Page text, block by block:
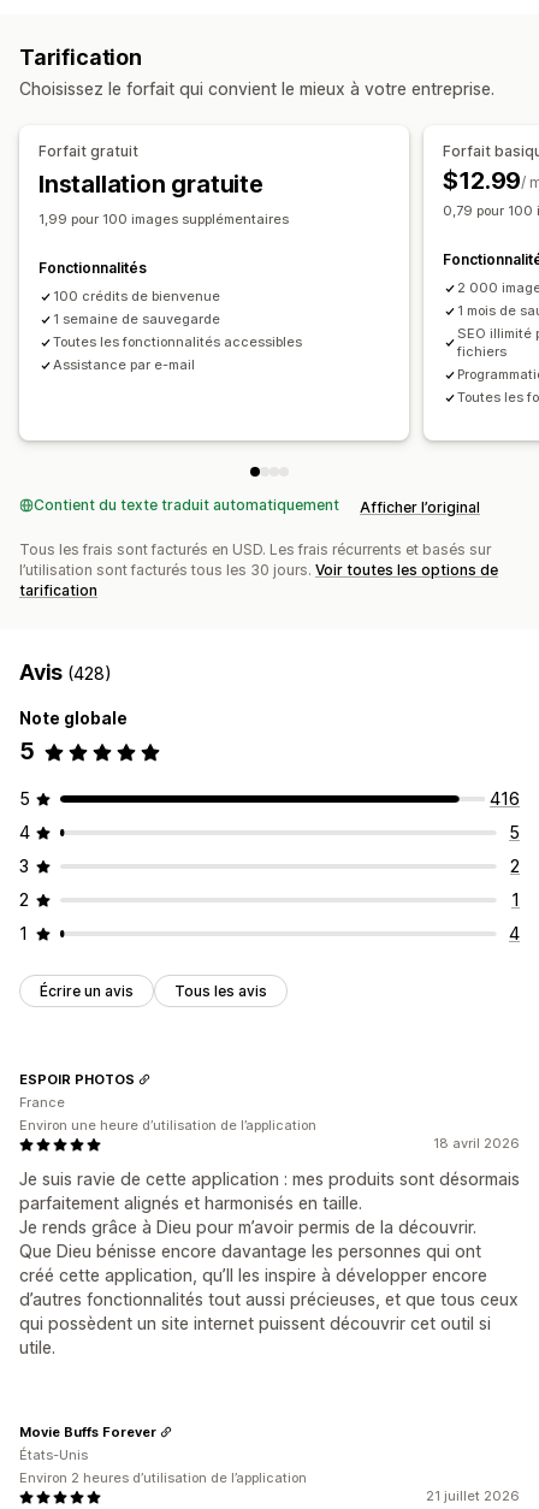
Édition en bloc
Compression
Dénomination des fichiers
Conversion des types de fichiers Indexation des pages
Optimisation de vitesse
Suivi des performances
Note SEO
Audits
Analyses de données
Analyses de la vitesse
Tarification
Choisissez le forfait qui convient le mieux à votre entreprise.
Forfait gratuit
Installation gratuite
1,99 pour 100 images supplémentaires
Fonctionnalités
100 crédits de bienvenue
1 semaine de sauvegarde
Toutes les fonctionnalités accessibles
Assistance par e-mail
Forfait
$12.99/
0,79 pour 100
2 000
1 mois de
SEO illimité
fichiers
Toutes les
Contient du texte traduit automatiquement Afficher l’original
Tous les frais sont facturés en USD. Les frais récurrents et basés sur
l’utilisation sont facturés tous les 30 jours. Voir toutes les options de
tarification
Avis (428)
Note globale
5
5
416
4
5
3
2
2
1
1
4
Écrire un avis Tous les avis
18 avril 2026
Je suis ravie de cette application : mes produits sont désormais
parfaitement alignés et harmonisés en taille.
Je rends grâce à Dieu pour m’avoir permis de la découvrir.
Que Dieu bénisse encore davantage les personnes qui ont
créé cette application, qu’Il les inspire à développer encore
d’autres fonctionnalités tout aussi précieuses, et que tous ceux
qui possèdent un site internet puissent découvrir cet outil si
utile.
ESPOIR PHOTOS
France
Environ une heure d’utilisation de l’application
21 juillet 2026
Movie Buffs Forever
États-Unis
Environ 2 heures d’utilisation de l’application